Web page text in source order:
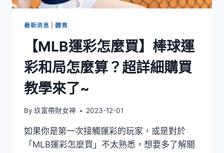
最新消息 |體育
【MLB運彩怎麼買】棒球運
彩和局怎麼算？超詳細購買
教學來了~
By 玖富帶財女神 2023-12-01
如果你是第一次接觸運彩的玩家，或是對於
「MLB運彩怎麼買」不太熟悉，想要多了解關